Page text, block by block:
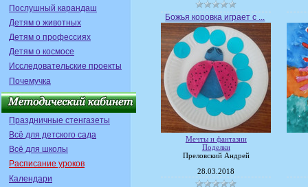
Послушный карандаш
Детям о животных
Детям о профессиях
Детям о космосе
Исследовательские проекты
Почемучка
Праздничные стенгазеты
Всё для детского сада
Всё для школы
Расписание уроков
Календари
Божья коровка играет с ...
Мечты и фантазии
Поделки
Преловский Андрей
28.03.2018